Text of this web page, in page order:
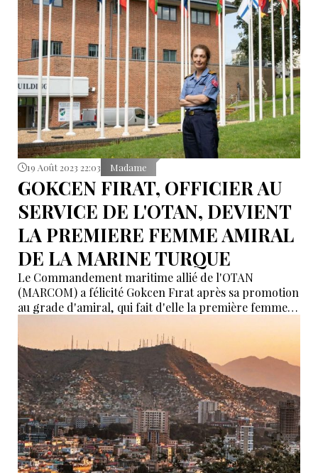
19 Août 2023 22:03 Madame
GOKCEN FIRAT, OFFICIER AU
SERVICE DE L'OTAN, DEVIENT
LA PREMIERE FEMME AMIRAL
DE LA MARINE TURQUE
Le Commandement maritime allié de l'OTAN
(MARCOM) a félicité Gokcen Fırat après sa promotion
au grade d'amiral, qui fait d'elle la première femme
soulignant que son poste est d'une importance
cruciale pour les opérations maritimes au sein de
l'alliance.